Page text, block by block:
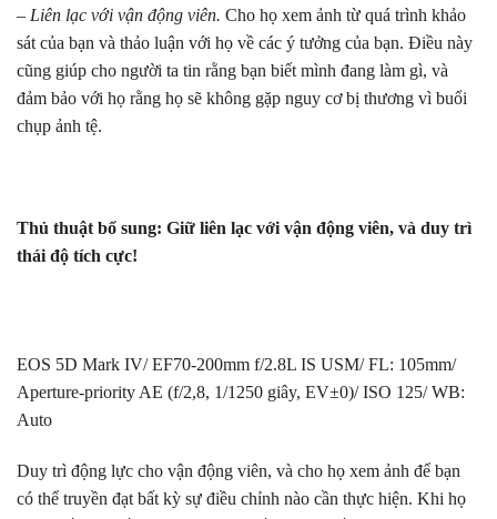
– Liên lạc với vận động viên. Cho họ xem ảnh từ quá trình khảo
sát của bạn và thảo luận với họ về các ý tưởng của bạn. Điều này
cũng giúp cho người ta tin rằng bạn biết mình đang làm gì, và
đảm bảo với họ rằng họ sẽ không gặp nguy cơ bị thương vì buổi
chụp ảnh tệ.
Thủ thuật bổ sung: Giữ liên lạc với vận động viên, và duy trì
thái độ tích cực!
EOS 5D Mark IV/ EF70-200mm f/2.8L IS USM/ FL: 105mm/
Aperture-priority AE (f/2,8, 1/1250 giây, EV±0)/ ISO 125/ WB:
Auto
Duy trì động lực cho vận động viên, và cho họ xem ảnh để bạn
có thể truyền đạt bất kỳ sự điều chỉnh nào cần thực hiện. Khi họ